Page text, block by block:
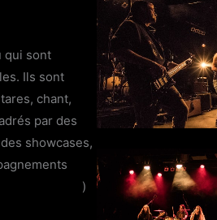
qui sont
Ils sont
chant,
par des
showcases,
)